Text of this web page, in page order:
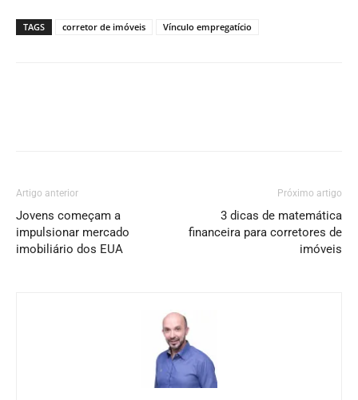
TAGS corretor de imóveis Vínculo empregatício
Artigo anterior
Jovens começam a
impulsionar mercado
imobiliário dos EUA
Próximo artigo
3 dicas de matemática
financeira para corretores de
imóveis